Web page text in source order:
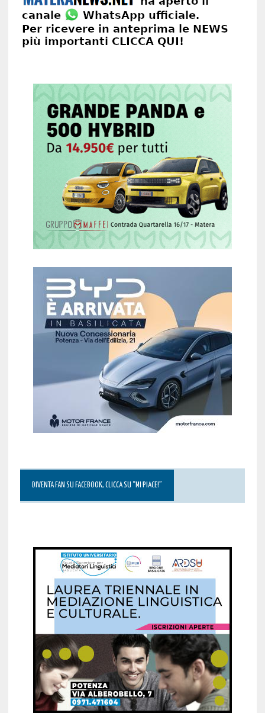
DIVENTA FAN SU FACEBOOK, CLICCA SU “MI PIACE!”